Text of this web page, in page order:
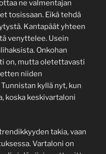
ne valmentajan
tosissaan. Eikä tehdä
Kantapäät yhteen
venyttelee. Usein
Onkohan
on, mutta oletettavasti
niiden
kyllä nyt, kun
koska keskivartaloni
takia, vaan
Vartaloni on